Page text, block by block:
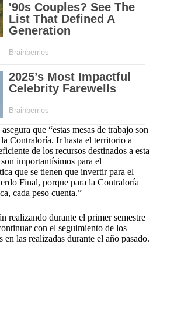
que “estas mesas de trabajo son
Contraloría. Ir hasta el territorio a
de los recursos destinados a esta
importantísimos para el
que se tienen que invertir para el
Final, porque para la Contraloría
cada peso cuenta.”
realizando durante el primer semestre
con el seguimiento de los
en las realizadas durante el año pasado.